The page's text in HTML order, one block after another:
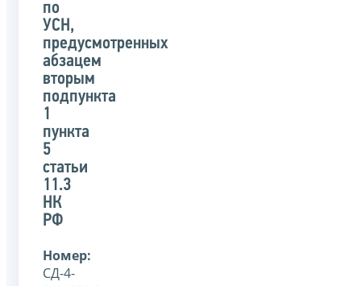
по
УСН,
предусмотренных
абзацем
вторым
подпункта
1
пункта
5
статьи
11.3
НК
РФ
Номер:
СД-4-